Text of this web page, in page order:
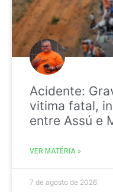
Acidente:
vitima fatal,
entre Assú e
VER MATÉRIA »
7 de agosto de 2026